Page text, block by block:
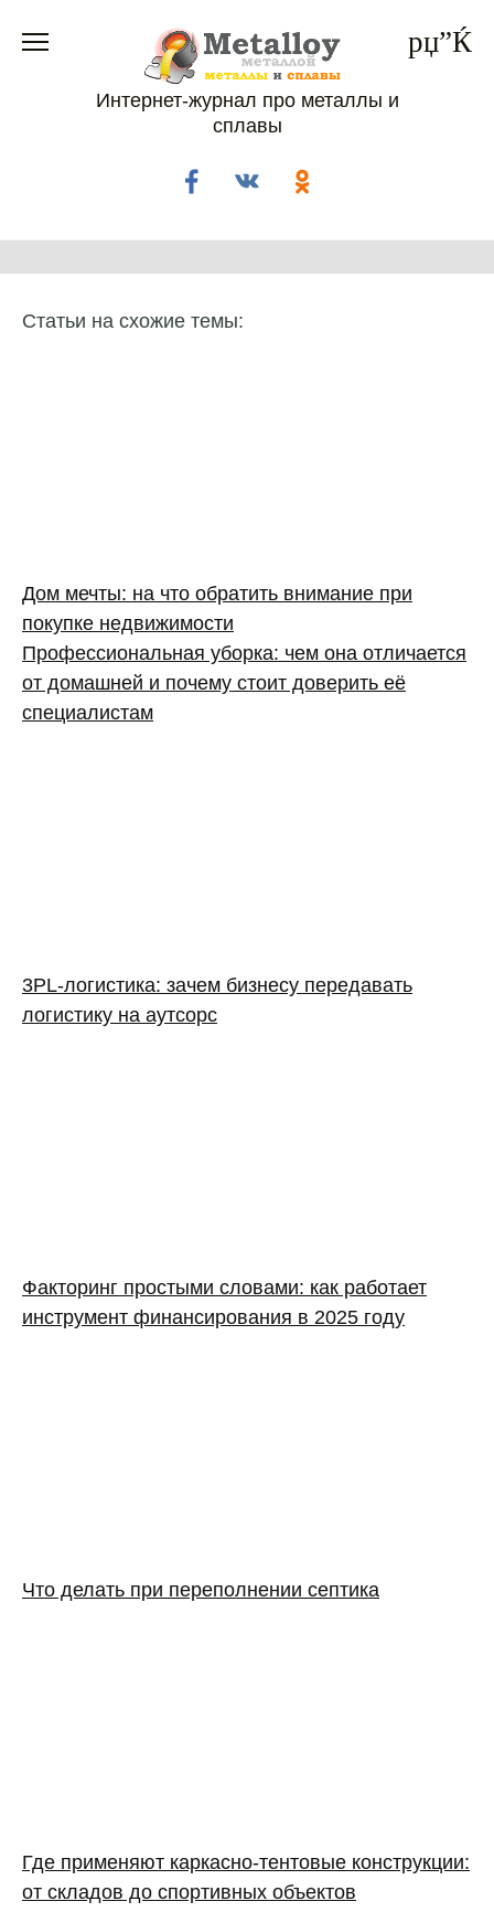
Интернет-журнал про металлы и
сплавы
Статьи на схожие темы:
Дом мечты: на что обратить внимание при
покупке недвижимости
Профессиональная уборка: чем она отличается
от домашней и почему стоит доверить её
специалистам
3PL‑логистика: зачем бизнесу передавать
логистику на аутсорс
Факторинг простыми словами: как работает
инструмент финансирования в 2025 году
Что делать при переполнении септика
Где применяют каркасно‑тентовые конструкции:
от складов до спортивных объектов